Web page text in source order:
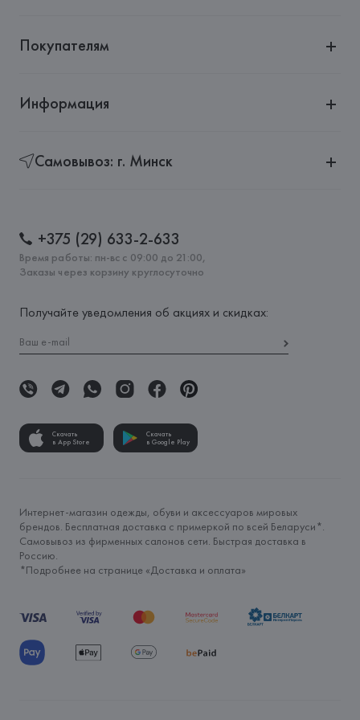
Покупателям
Информация
Самовывоз: г. Минск
+375 (29) 633-2-633
Время работы: пн-вс с 09:00 до 21:00,
Заказы через корзину круглосуточно
Получайте уведомления об акциях и скидках:
Скачать
в App Store
Скачать
в Google Play
Интернет-магазин одежды, обуви и аксессуаров мировых
брендов. Бесплатная доставка с примеркой по всей Беларуси*.
Самовывоз из фирменных салонов сети. Быстрая доставка в
Россию.
*Подробнее на странице «Доставка и оплата»